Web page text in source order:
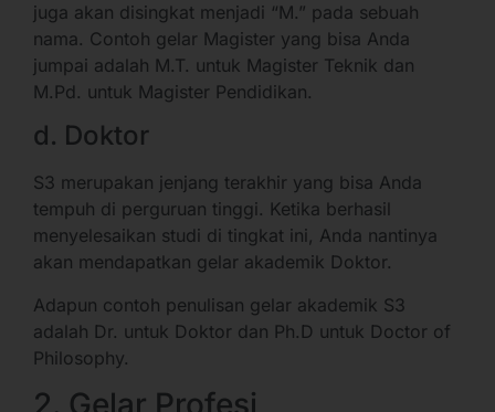
juga akan disingkat menjadi “M.” pada sebuah
nama. Contoh gelar Magister yang bisa Anda
jumpai adalah M.T. untuk Magister Teknik dan
M.Pd. untuk Magister Pendidikan.
d. Doktor
S3 merupakan jenjang terakhir yang bisa Anda
tempuh di perguruan tinggi. Ketika berhasil
menyelesaikan studi di tingkat ini, Anda nantinya
akan mendapatkan gelar akademik Doktor.
Adapun contoh penulisan gelar akademik S3
adalah Dr. untuk Doktor dan Ph.D untuk Doctor of
Philosophy.